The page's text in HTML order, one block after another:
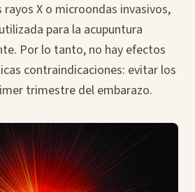
rayos X o microondas invasivos,
para la acupuntura
Por lo tanto, no hay efectos
contraindicaciones: evitar los
trimestre del embarazo.